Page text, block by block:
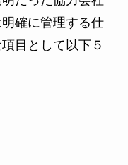
確に管理する仕
目として以下５